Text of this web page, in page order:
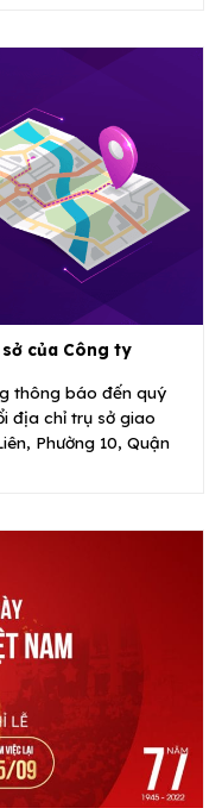
của Công ty
thông báo đến quý
địa chỉ trụ sở giao
Phường 10, Quận